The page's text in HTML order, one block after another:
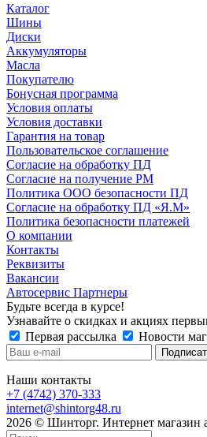
Каталог
Шины
Диски
Аккумуляторы
Масла
Покупателю
Бонусная программа
Условия оплаты
Условия доставки
Гарантия на товар
Пользовательское соглашение
Согласие на обработку ПД
Согласие на получение РМ
Политика ООО безопасности ПД
Согласие на обработку ПД «Я.М»
Политика безопасности платежей
О компании
Контакты
Реквизиты
Вакансии
Автосервис Партнеры
Будьте всегда в курсе!
Узнавайте о скидках и акциях
Первая рассылка
Новости
Наши контакты
+7 (4742) 370-333
internet@shintorg48.ru
2026 © Шинторг. Интернет магазин